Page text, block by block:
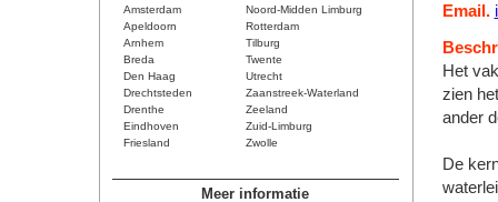
Amsterdam
Noord-Midden Limburg
Apeldoorn
Rotterdam
Arnhem
Tilburg
Breda
Twente
Den Haag
Utrecht
Drechtsteden
Zaanstreek-Waterland
Drenthe
Zeeland
Eindhoven
Zuid-Limburg
Friesland
Zwolle
Meer informatie
Email.
Het
zien
ander
De